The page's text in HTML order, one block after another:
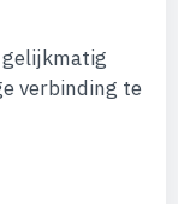
gelijkmatig
verbinding te